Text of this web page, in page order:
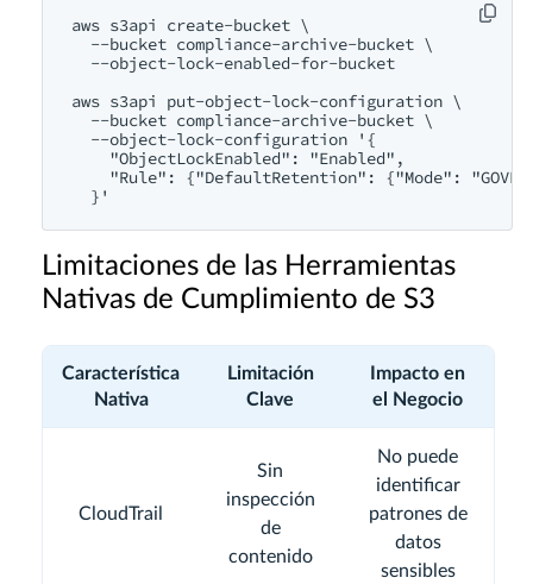
aws s3api create-bucket \
  --bucket compliance-archive-bucket \
  --object-lock-enabled-for-bucket
aws s3api put-object-lock-configuration \
  --bucket compliance-archive-bucket \
  --object-lock-configuration '{
    "ObjectLockEnabled": "Enabled",
"Rule": {"DefaultRetention": {"Mode":
Limitaciones de las Herramientas
Nativas de Cumplimiento de S3
Característica
Nativa
Limitación
Clave
Impacto en
el Negocio
CloudTrail
Sin
inspección
de
contenido
No puede
identificar
patrones de
datos
sensibles